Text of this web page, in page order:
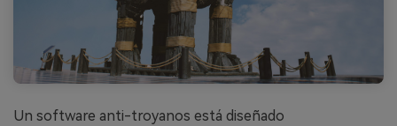
Un software anti-troyanos está diseñado